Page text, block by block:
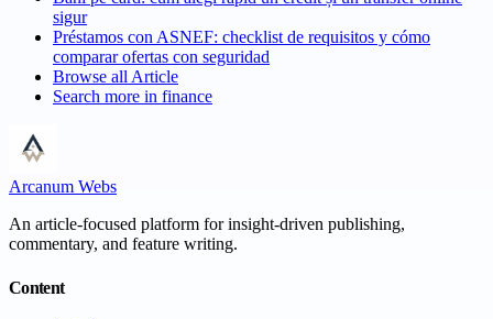
sigur
Préstamos con ASNEF: checklist de requisitos y cómo
comparar ofertas con seguridad
Browse all Article
Search more in finance
Arcanum Webs
An article-focused platform for insight-driven publishing,
commentary, and feature writing.
Content